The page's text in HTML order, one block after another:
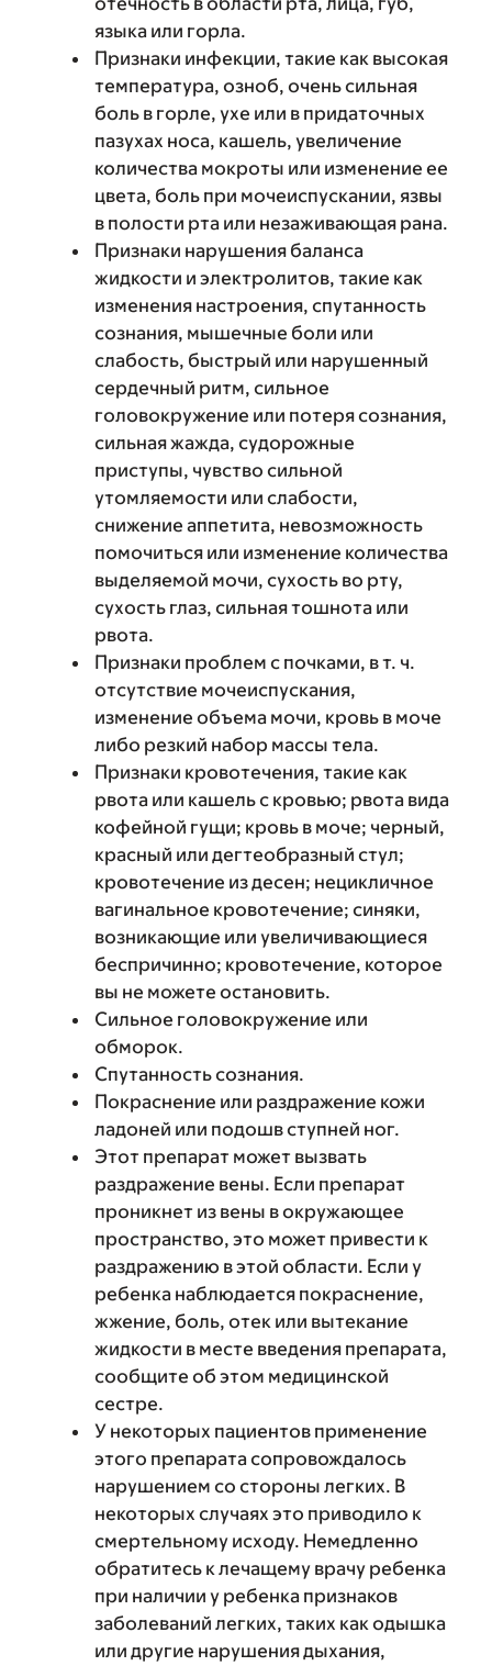
языка или горла.
Признаки инфекции, такие как высокая
температура, озноб, очень сильная
боль в горле, ухе или в придаточных
пазухах носа, кашель, увеличение
количества мокроты или изменение ее
цвета, боль при мочеиспускании, язвы
в полости рта или незаживающая рана.
Признаки нарушения баланса
жидкости и электролитов, такие как
изменения настроения, спутанность
сознания, мышечные боли или
слабость, быстрый или нарушенный
сердечный ритм, сильное
головокружение или потеря сознания,
сильная жажда, судорожные
приступы, чувство сильной
утомляемости или слабости,
снижение аппетита, невозможность
помочиться или изменение количества
выделяемой мочи, сухость во рту,
сухость глаз, сильная тошнота или
рвота.
Признаки проблем с почками, в т. ч.
отсутствие мочеиспускания,
изменение объема мочи, кровь в моче
либо резкий набор массы тела.
Признаки кровотечения, такие как
рвота или кашель с кровью; рвота вида
кофейной гущи; кровь в моче; черный,
красный или дегтеобразный стул;
кровотечение из десен; нецикличное
вагинальное кровотечение; синяки,
возникающие или увеличивающиеся
беспричинно; кровотечение, которое
вы не можете остановить.
Сильное головокружение или
обморок.
Спутанность сознания.
Покраснение или раздражение кожи
ладоней или подошв ступней ног.
Этот препарат может вызвать
раздражение вены. Если препарат
проникнет из вены в окружающее
пространство, это может привести к
раздражению в этой области. Если у
ребенка наблюдается покраснение,
жжение, боль, отек или вытекание
жидкости в месте введения препарата,
сообщите об этом медицинской
сестре.
У некоторых пациентов применение
этого препарата сопровождалось
нарушением со стороны легких. В
некоторых случаях это приводило к
смертельному исходу. Немедленно
обратитесь к лечащему врачу ребенка
при наличии у ребенка признаков
заболеваний легких, таких как одышка
или другие нарушения дыхания,